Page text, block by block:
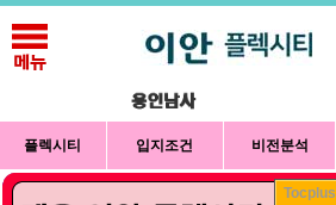
플렉시티 입지조건 비전분석
Tocplus